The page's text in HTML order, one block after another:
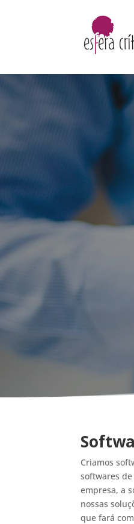
Criamos
softwares
empresa, a
nossas
que fará